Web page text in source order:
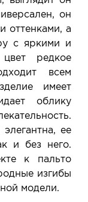
он
оттенками, а
с яркими и
редкое
всем
имеет
облику
ее
и без него.
к пальто
изгибы
модели.